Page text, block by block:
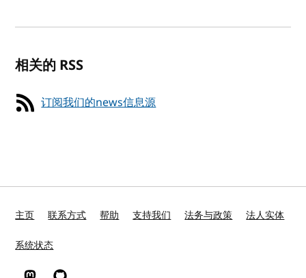
相关的 RSS
订阅我们的news信息源
主页 联系方式 帮助 支持我们 法务与政策 法人实体
系统状态